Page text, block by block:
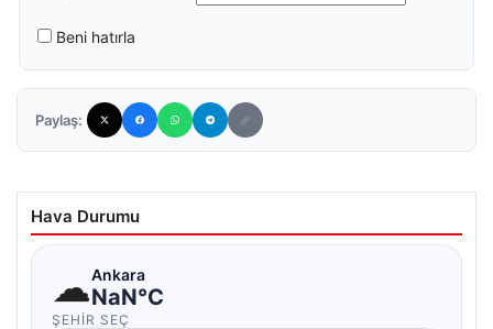
Beni hatırla
Paylaş:
Hava Durumu
☁Ankara
NaN°C
ŞEHIR SEÇ